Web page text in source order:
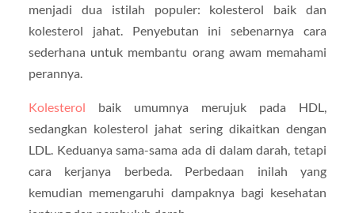
menjadi dua istilah populer: kolesterol baik dan
kolesterol jahat. Penyebutan ini sebenarnya cara
sederhana untuk membantu orang awam memahami
perannya.
Kolesterol baik umumnya merujuk pada HDL,
sedangkan kolesterol jahat sering dikaitkan dengan
LDL. Keduanya sama-sama ada di dalam darah, tetapi
cara kerjanya berbeda. Perbedaan inilah yang
kemudian memengaruhi dampaknya bagi kesehatan